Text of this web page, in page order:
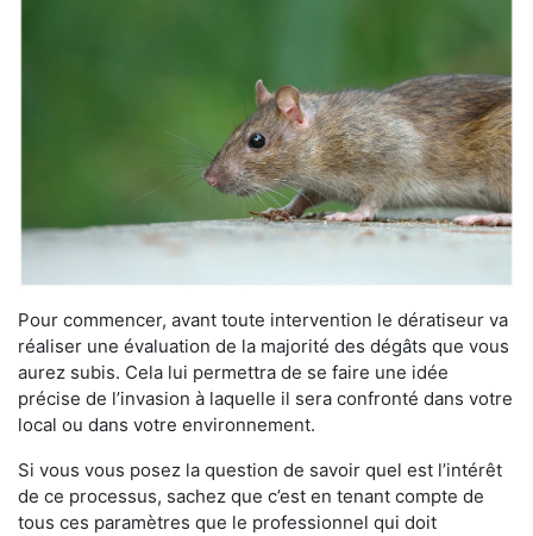
Pour commencer, avant toute intervention le dératiseur va
réaliser une évaluation de la majorité des dégâts que vous
aurez subis. Cela lui permettra de se faire une idée
précise de l’invasion à laquelle il sera confronté dans votre
local ou dans votre environnement.
Si vous vous posez la question de savoir quel est l’intérêt
de ce processus, sachez que c’est en tenant compte de
tous ces paramètres que le professionnel qui doit